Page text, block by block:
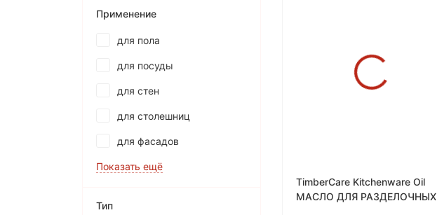
TimberCare Kitchenware Oil
МАСЛО ДЛЯ РАЗДЕЛОЧНЫХ
Применение
для пола
для посуды
для стен
для столешниц
для фасадов
Показать ещё
Тип